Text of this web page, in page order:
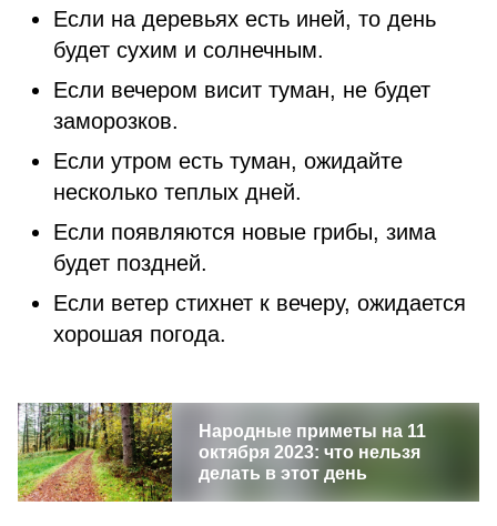
Если на деревьях есть иней, то день
будет сухим и солнечным.
Если вечером висит туман, не будет
заморозков.
Если утром есть туман, ожидайте
несколько теплых дней.
Если появляются новые грибы, зима
будет поздней.
Если ветер стихнет к вечеру, ожидается
хорошая погода.
Народные приметы на 11
октября 2023: что нельзя
делать в этот день